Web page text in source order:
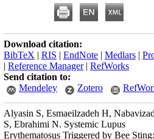
Download citation:
BibTeX | RIS | EndNote | Medlars |
| Reference Manager| RefWorks
Send citation to:
Mendeley
Zotero
Alyasin S, Esmaeilzadeh H,
S, Ebrahimi N. Systemic Lupus
Erythematosus Triggered by Bee